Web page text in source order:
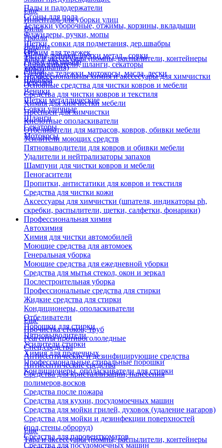
Пады и падодержатели
Сгоны для пола
Тележки уборочные, отжимы, корзины, вкладыши
Флаундеры, ручки, мопы
Щетки, совки для подметания, дер.швабры
Отжим для тележек
Ручки для швабр
Мопы
Швабры
Еще
Инвентарь для уборки улиц
Вилы
Грабли
Лопаты
Метлы, веники, щетки метал., совки
Опрыскиватели, шланги, секаторы
Садовые тележки, мотокосы, масла, лески
Черенки
Веники
Щетки металлические
Совки уличные
Шланги
Секаторы
Мотокосы
Еще
Тара и аксессуары (помпы, распылители, контейнеры
замачивания)
Профессиональная химия и акссесуары для химчистки
Основные средства для чистки ковров и мебели
Средства для чистки ковров и текстиля
Химия для химчистки мебели
Преспреи для химчистки
Кислотные ополаскиватели
Отбеливатели для матрасов, ковров, обивки мебели
Усилители моющих средств
Пятновыводители для ковров и обивки мебели
Удалители и нейтрализаторы запахов
Шампуни для чистки ковров и мебели
Пеногасители
Пропитки, антистатики для ковров и текстиля
Средства для чистки кожи
Аксессуары для химчистки (шпателя, индикаторы ph,
скребки, распылители, щетки, салфетки, фонарики)
Профессиональная химия
Автохимия
Химия для чистки автомобилей
Моющие средства для автомоек
Генеральная уборка
Моющие средства для ежедневной уборки
Средства для мытья стекол, окон и зеркал
Послестроительная уборка
Профессиональные средства для стирки
Жидкие средства для стирки
Кондиционеры, ополаскиватели
Отбеливатели
Порошки для стирки
Пятновыводители
Усилители стирки
Химия для прачечных
Профессиональные стиральные порошки
Кондиционеры, ополаскиватели для стирки
Еще
Прочистка стоков, труб
Реагенты противогололедные
Спец.средства
Антисептические и дезинфицирующие средства
Антисептические средства
Средства для кристаллизации, нанесения
полимеров,восков
Средства после пожара
Средства для кухни, посудомоечных машин
Средства для мойки грилей, духовок (удаление нагаров)
Средства для мойки и дезинфекции поверхностей
(пол,стены,оброруд)
Средства для паровенткоматов
Средства для посудомоечных машин
Еще
Тара и аксессуары (помпы, распылители, контейнеры